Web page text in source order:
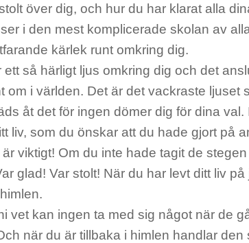
över dig, och hur du har klarat alla
i den mest komplicerade skolan av
kärlek runt omkring dig.
ett så härligt ljus omkring dig och det
om i världen. Det är det vackraste ljuset
åt det för ingen dömer dig för dina
liv, som du önskar att du hade gjort på
viktigt! Om du inte hade tagit de
glad! Var stolt! När du har levt ditt liv
vet kan ingen ta med sig något när de
när du är tillbaka i himlen handlar